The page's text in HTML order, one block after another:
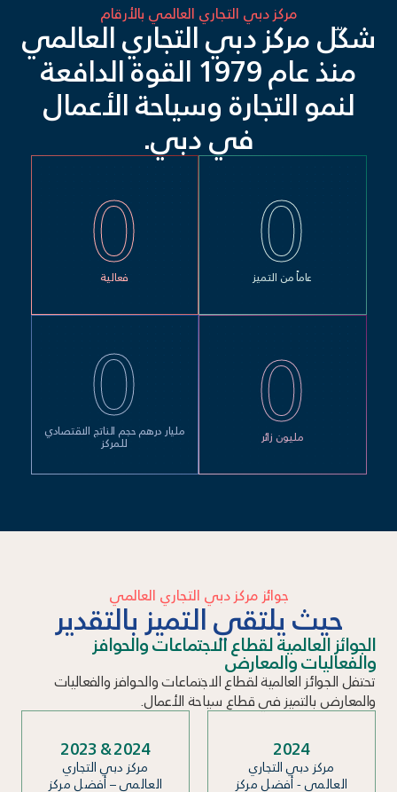
مركز دبي التجاري العالمي بالأرقام
شكّل مركز دبي التجاري العالمي
منذ عام 1979 القوة الدافعة
لنمو التجارة وسياحة الأعمال
في دبي.
0
عاماً من التميز 0
فعالية
0
مليون زائر 0
مليار درهم حجم الناتج الاقتصادي
للمركز
جوائز مركز دبي التجاري العالمي
حيث يلتقي التميز بالتقدير
الجوائز العالمية لقطاع الاجتماعات والحوافز
والفعاليات والمعارض
تحتفل الجوائز العالمية لقطاع الاجتماعات والحوافز والفعاليات
والمعارض بالتميز في قطاع سياحة الأعمال.
2024
مركز دبي التجاري
العالمي - أفضل مركز
2023 & 2024
مركز دبي التجاري
العالمي – أفضل مركز